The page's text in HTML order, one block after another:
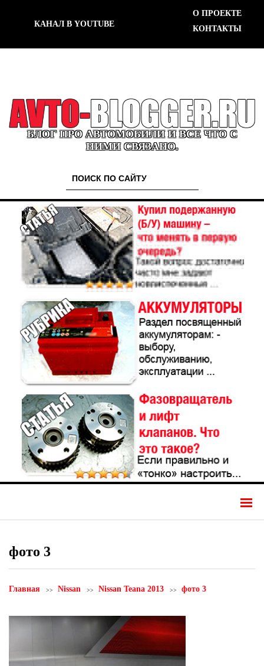
КАНАЛ В YOUTUBE
О ПРОЕКТЕ
КОНТАКТЫ
БЛОГ ПРО АВТОМОБИЛИ И ВСЕ ЧТО С
НИМИ СВЯЗАНО.
фото 3
Главная Nissan Nissan Teana 2013 фото 3